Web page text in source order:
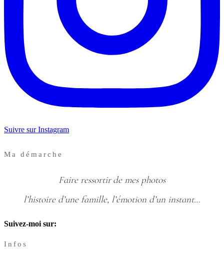
Suivre sur Instagram
Ma démarche
Faire ressortir de mes photos
l’histoire d’une famille, l’émotion d’un instant…
Suivez-moi sur:
Infos